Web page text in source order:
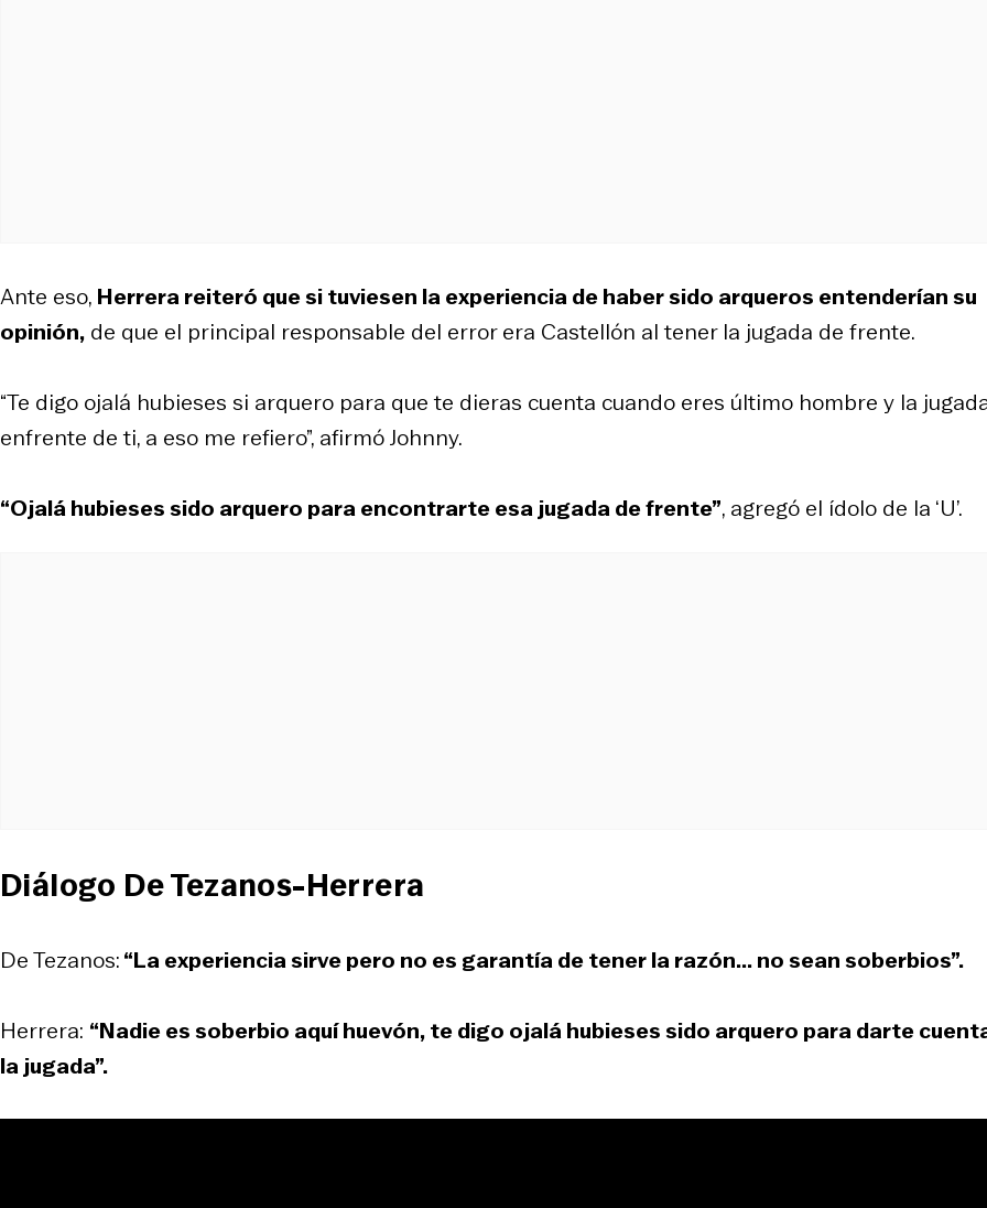
Ante eso, Herrera reiteró que si tuviesen la experiencia de haber sido arqueros entenderían su
opinión, de que el principal responsable del error era Castellón al tener la jugada de frente.
“Te digo ojalá hubieses si arquero para que te dieras cuenta cuando eres último hombre y la
enfrente de ti, a eso me refiero”, afirmó Johnny.
“Ojalá hubieses sido arquero para encontrarte esa jugada de frente”, agregó el ídolo de la ‘U’.
Diálogo De Tezanos-Herrera
De Tezanos:“La experiencia sirve pero no es garantía de tener la razón... no sean soberbios”.
Herrera: “Nadie es soberbio aquí huevón, te digo ojalá hubieses sido arquero para darte
la jugada”.